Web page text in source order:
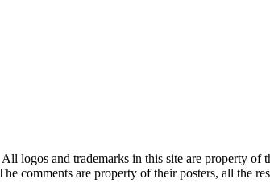
All logos and trademarks in this site are property of
comments are property of their posters, all the